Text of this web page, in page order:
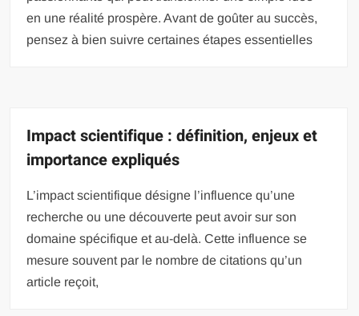
en une réalité prospère. Avant de goûter au succès,
pensez à bien suivre certaines étapes essentielles
Impact scientifique : définition, enjeux et
importance expliqués
L’impact scientifique désigne l’influence qu’une
recherche ou une découverte peut avoir sur son
domaine spécifique et au-delà. Cette influence se
mesure souvent par le nombre de citations qu’un
article reçoit,